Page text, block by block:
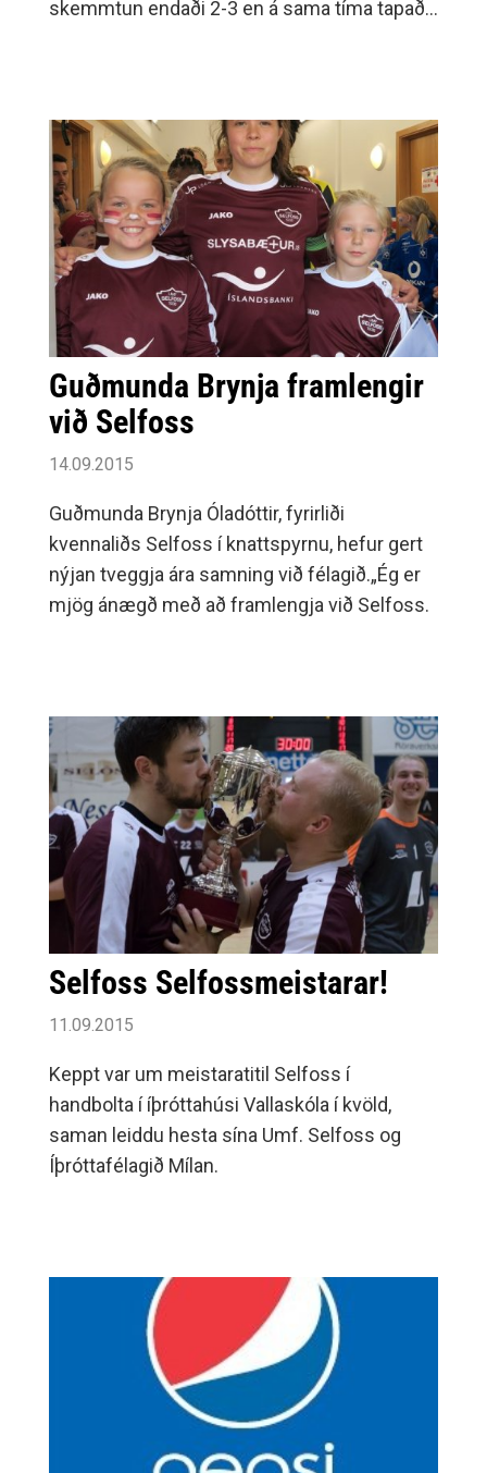
skemmtun endaði 2-3 en á sama tíma tapaði
Selfyssingum í 2-1 eftir að Þórsarar komust
yfir.
Guðmunda Brynja framlengir
við Selfoss
14.09.2015
Guðmunda Brynja Óladóttir, fyrirliði
kvennaliðs Selfoss í knattspyrnu, hefur gert
nýjan tveggja ára samning við félagið.„Ég er
mjög ánægð með að framlengja við Selfoss.
Selfoss Selfossmeistarar!
11.09.2015
Keppt var um meistaratitil Selfoss í
handbolta í íþróttahúsi Vallaskóla í kvöld,
saman leiddu hesta sína Umf. Selfoss og
Íþróttafélagið Mílan.